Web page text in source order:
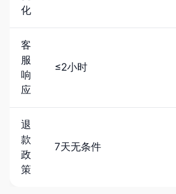
化
客
服
响
应
≤2小时
退
款
政
策
7天无条件